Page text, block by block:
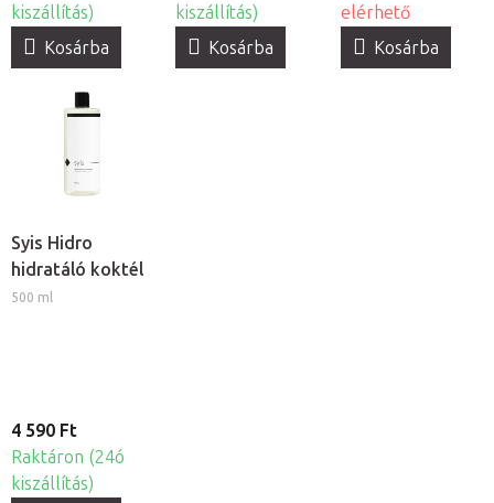
kiszállítás)
Kosárba
kiszállítás)
Kosárba
elérhető
Kosárba
Syis Hidro
hidratáló koktél
500 ml
4 590 Ft
Raktáron (24ó
kiszállítás)